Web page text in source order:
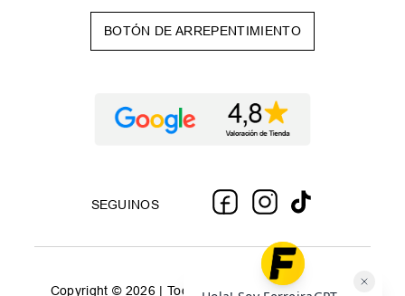
BOTÓN DE ARREPENTIMIENTO
SEGUINOS
Copyright © 2026 | Todos los derechos reservados